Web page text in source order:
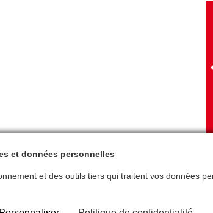
confidentialité Plan du site Contact
et données personnelles
et des outils tiers qui traitent vos données